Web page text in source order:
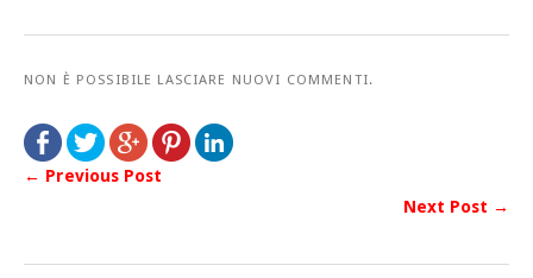
NON È POSSIBILE LASCIARE NUOVI COMMENTI.
← Previous Post
Next Post →